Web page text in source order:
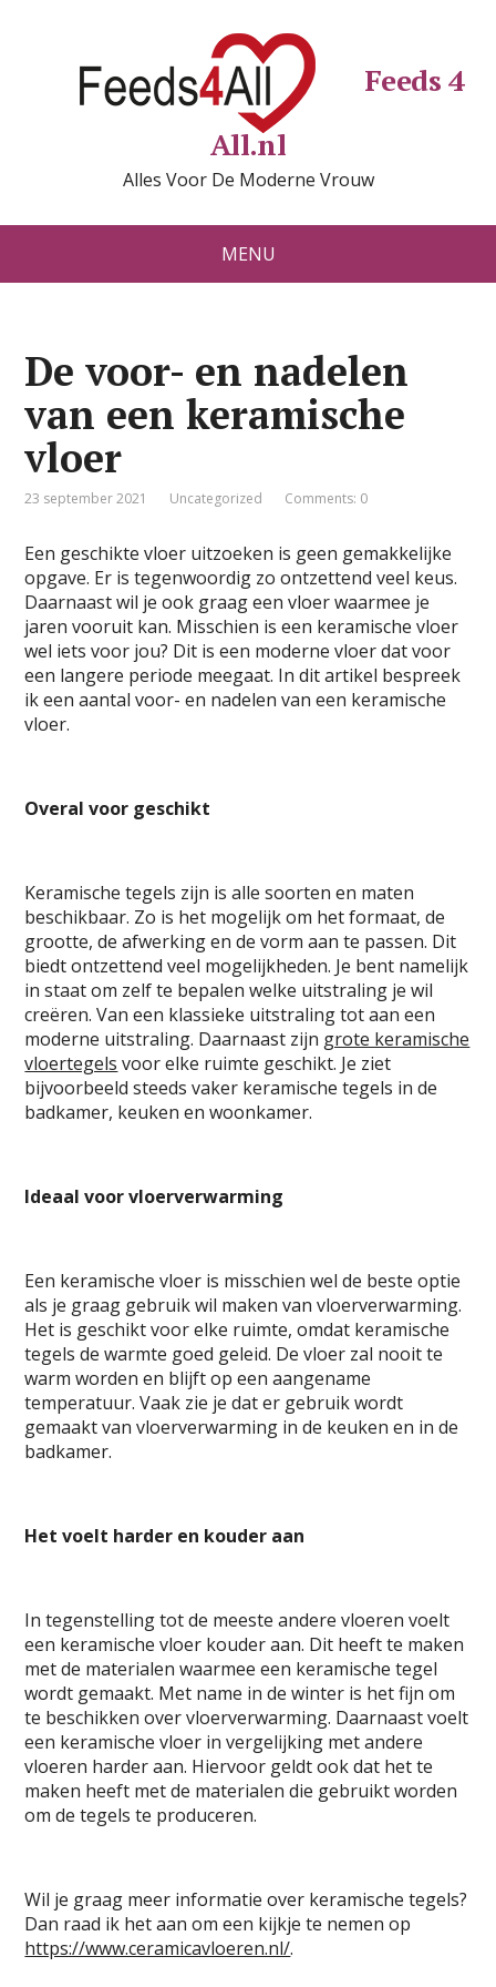
Feeds 4
All.nl
Alles Voor De Moderne Vrouw
MENU
De voor- en nadelen
van een keramische
vloer
23 september 2021 Uncategorized Comments: 0
Een geschikte vloer uitzoeken is geen gemakkelijke
opgave. Er is tegenwoordig zo ontzettend veel keus.
Daarnaast wil je ook graag een vloer waarmee je
jaren vooruit kan. Misschien is een keramische vloer
wel iets voor jou? Dit is een moderne vloer dat voor
een langere periode meegaat. In dit artikel bespreek
ik een aantal voor- en nadelen van een keramische
vloer.
Overal voor geschikt
Keramische tegels zijn is alle soorten en maten
beschikbaar. Zo is het mogelijk om het formaat, de
grootte, de afwerking en de vorm aan te passen. Dit
biedt ontzettend veel mogelijkheden. Je bent namelijk
in staat om zelf te bepalen welke uitstraling je wil
creëren. Van een klassieke uitstraling tot aan een
moderne uitstraling. Daarnaast zijn grote keramische
vloertegels voor elke ruimte geschikt. Je ziet
bijvoorbeeld steeds vaker keramische tegels in de
badkamer, keuken en woonkamer.
Ideaal voor vloerverwarming
Een keramische vloer is misschien wel de beste optie
als je graag gebruik wil maken van vloerverwarming.
Het is geschikt voor elke ruimte, omdat keramische
tegels de warmte goed geleid. De vloer zal nooit te
warm worden en blijft op een aangename
temperatuur. Vaak zie je dat er gebruik wordt
gemaakt van vloerverwarming in de keuken en in de
badkamer.
Het voelt harder en kouder aan
In tegenstelling tot de meeste andere vloeren voelt
een keramische vloer kouder aan. Dit heeft te maken
met de materialen waarmee een keramische tegel
wordt gemaakt. Met name in de winter is het fijn om
te beschikken over vloerverwarming. Daarnaast voelt
een keramische vloer in vergelijking met andere
vloeren harder aan. Hiervoor geldt ook dat het te
maken heeft met de materialen die gebruikt worden
om de tegels te produceren.
Wil je graag meer informatie over keramische tegels?
Dan raad ik het aan om een kijkje te nemen op
https://www.ceramicavloeren.nl/.